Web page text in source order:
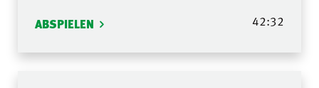
ABSPIELEN 42:32